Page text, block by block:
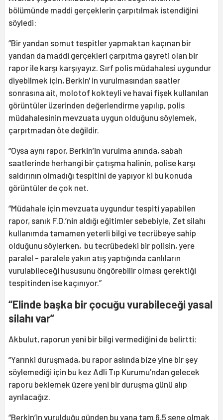
bölümünde maddi gerçeklerin çarpıtılmak istendiğini
söyledi:
“Bir yandan somut tespitler yapmaktan kaçınan bir
yandan da maddi gerçekleri çarpıtma gayreti olan bir
rapor ile karşı karşıyayız. Sırf polis müdahalesi uygundur
diyebilmek için, Berkin' in vurulmasından saatler
sonrasına ait, molotof kokteyli ve havai fişek kullanılan
görüntüler üzerinden değerlendirme yapılıp, polis
müdahalesinin mevzuata uygun olduğunu söylemek,
çarpıtmadan öte değildir.
“Oysa aynı rapor, Berkin’in vurulma anında, sabah
saatlerinde herhangi bir çatışma halinin, polise karşı
saldırının olmadığı tespitini de yapıyor ki bu konuda
görüntüler de çok net.
“Müdahale için mevzuata uygundur tespiti yapabilen
rapor, sanık F.D.’nin aldığı eğitimler sebebiyle, Zet silahı
kullanımda tamamen yeterli bilgi ve tecrübeye sahip
olduğunu söylerken, bu tecrübedeki bir polisin, yere
paralel - paralele yakın atış yaptığında canlıların
vurulabileceği hususunu öngörebilir olması gerektiği
tespitinden ise kaçınıyor.”
“Elinde başka bir çocuğu vurabileceği yasal
silahı var”
Akbulut, raporun yeni bir bilgi vermediğini de belirtti:
“Yarınki duruşmada, bu rapor aslında bize yine bir şey
söylemediği için bu kez Adli Tıp Kurumu’ndan gelecek
raporu beklemek üzere yeni bir duruşma günü alıp
ayrılacağız.
“Berkin’in vurulduğu günden bu yana tam 6,5 sene olmak